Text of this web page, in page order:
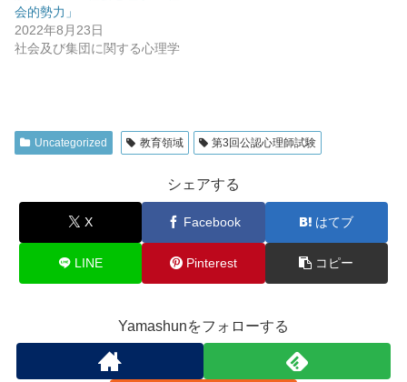
会的勢力」
2022年8月23日
社会及び集団に関する心理学
Uncategorized 教育領域 第3回公認心理師試験
シェアする
X Facebook はてブ
LINE Pinterest コピー
Yamashunをフォローする